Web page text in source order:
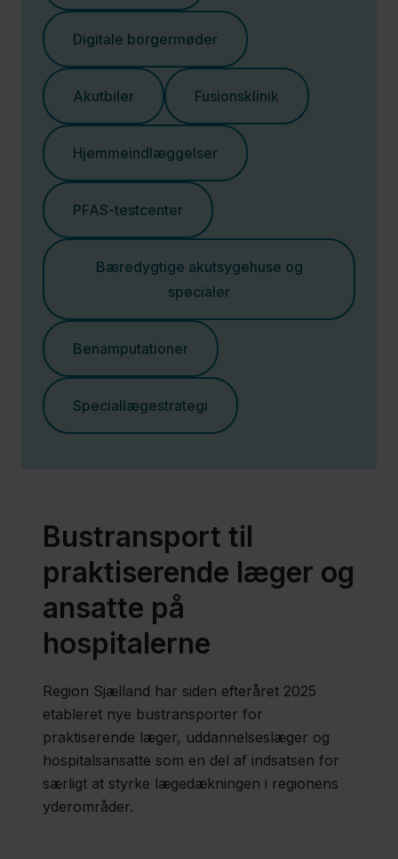
Digitale borgermøder
Akutbiler Fusionsklinik
Hjemmeindlæggelser
PFAS-testcenter
Bæredygtige akutsygehuse og
specialer
Benamputationer
Speciallægestrategi
Bustransport til
praktiserende læger og
ansatte på
hospitalerne
Region Sjælland har siden efteråret 2025
etableret nye bustransporter for
praktiserende læger, uddannelseslæger og
hospitalsansatte som en del af indsatsen for
særligt at styrke lægedækningen i regionens
yderområder.